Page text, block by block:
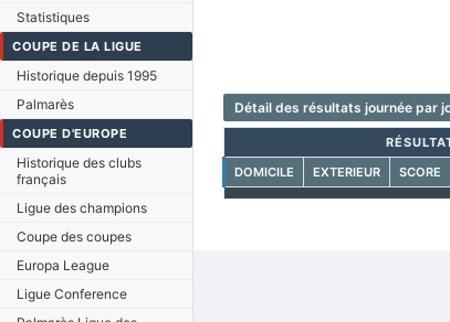
Statistiques
COUPE DE LA LIGUE
Historique depuis 1995
Palmarès
COUPE D'EUROPE
Historique des clubs
français
Ligue des champions
Coupe des coupes
Europa League
Ligue Conference
Détail des résultats journée par
DOMICILE
EXTERIEUR SCORE